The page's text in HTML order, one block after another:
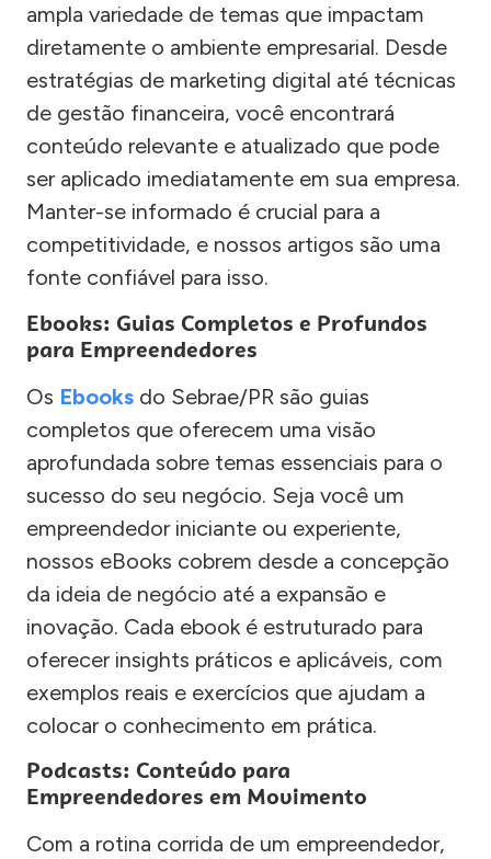
ampla variedade de temas que impactam
diretamente o ambiente empresarial. Desde
estratégias de marketing digital até técnicas
de gestão financeira, você encontrará
conteúdo relevante e atualizado que pode
ser aplicado imediatamente em sua empresa.
Manter-se informado é crucial para a
competitividade, e nossos artigos são uma
fonte confiável para isso.
Ebooks: Guias Completos e Profundos
para Empreendedores
Os Ebooks do Sebrae/PR são guias
completos que oferecem uma visão
aprofundada sobre temas essenciais para o
sucesso do seu negócio. Seja você um
empreendedor iniciante ou experiente,
nossos eBooks cobrem desde a concepção
da ideia de negócio até a expansão e
inovação. Cada ebook é estruturado para
oferecer insights práticos e aplicáveis, com
exemplos reais e exercícios que ajudam a
colocar o conhecimento em prática.
Podcasts: Conteúdo para
Empreendedores em Movimento
Com a rotina corrida de um empreendedor,